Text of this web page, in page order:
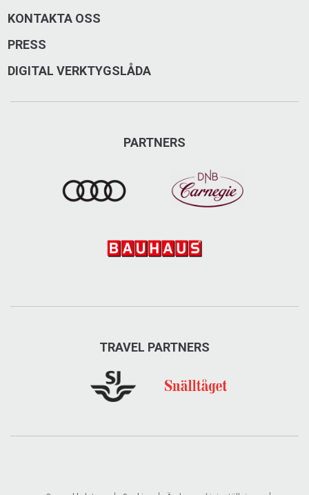
KONTAKTA OSS
PRESS
DIGITAL VERKTYGSLÅDA
PARTNERS
TRAVEL PARTNERS